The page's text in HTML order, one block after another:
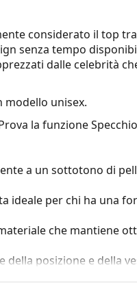
considerato il top
senza tempo
dalle celebrità
modello unisex.
la funzione
a un sottotono di
ideale per chi ha una
che mantiene
posizione e della